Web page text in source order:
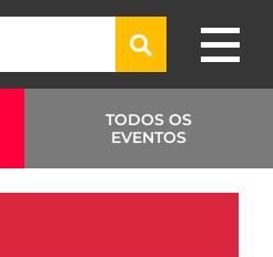
TODOS OS
EVENTOS